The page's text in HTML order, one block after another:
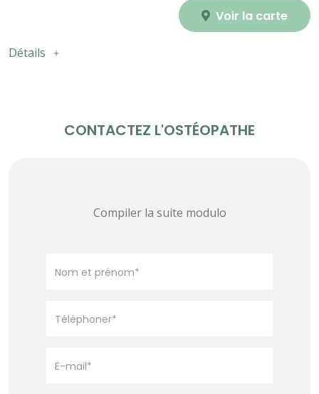
Voir la carte
Détails
CONTACTEZ L'OSTÉOPATHE
Compiler la suite modulo